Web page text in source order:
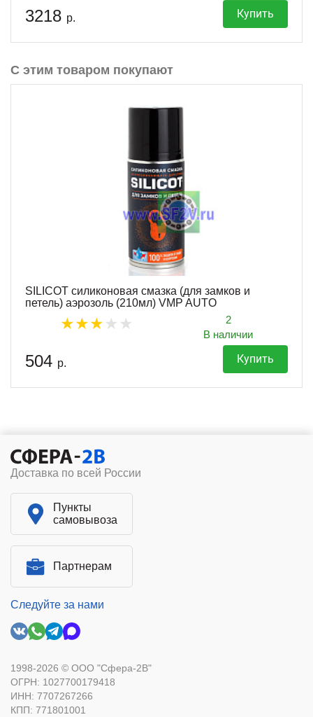
3218 р. Купить
С этим товаром покупают
SILICOT силиконовая смазка (для замков и
петель) аэрозоль (210мл) VMP AUTO
2
В наличии
504 р. Купить
Доставка по всей России
Пункты
самовывоза
Партнерам
Следуйте за нами
1998-2026 © ООО "Сфера-2В"
ОГРН: 1027700179418
ИНН: 7707267266
КПП: 771801001